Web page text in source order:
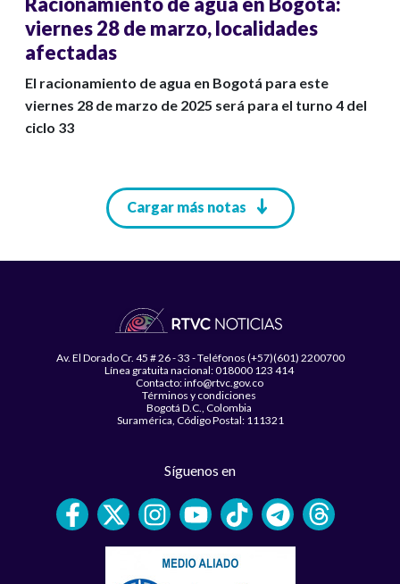
viernes 28 de marzo, localidades
afectadas
El racionamiento de agua en Bogotá para este
viernes 28 de marzo de 2025 será para el turno 4 del
ciclo 33
Cargar más notas
Av. El Dorado Cr. 45 # 26 - 33 - Teléfonos (+57)(601) 2200700
Línea gratuita nacional: 018000 123 414
Contacto: info@rtvc.gov.co
Términos y condiciones
Bogotá D.C., Colombia
Suramérica, Código Postal: 111321
Síguenos en